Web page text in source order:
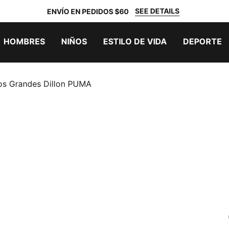
ENVÍO EN PEDIDOS $60 SEE DETAILS
HOMBRES NIÑOS ESTILO DE VIDA DEPORTE
Grandes Dillon PUMA